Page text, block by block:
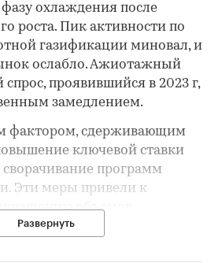
охлаждения после
роста. Пик активности по
газификации миновал, и
ослабло. Ажиотажный
спрос, проявившийся в 2023 г,
замедлением.
фактором, сдерживающим
ключевой ставки
программ
Эти меры привели к
объемов
негативно отразилось на
Развернуть